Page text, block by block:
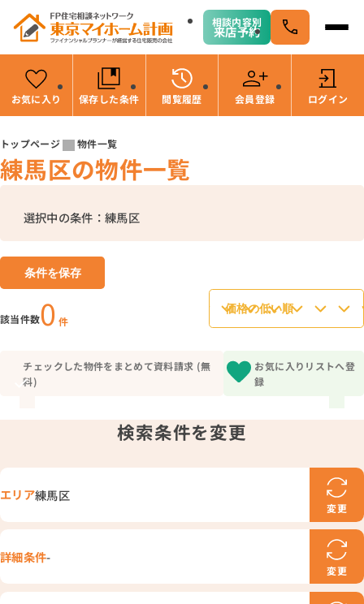
相談内容別
来店予約
物件検索
エリアから探す
未公開物件の探し方
未公開物件の探し方 TOP
未公開物件を知っていますか？
未公開物件が集まる三つの理由
未公開物件の情報を見るためには
すまいのお金に関する8つのサービス
すまいのお金に関する8つのサービス TOP
12銀行住宅ローン比較パッケージ
はじめの一歩セミナー
ライフプランニングシュミレーション
生涯無料！FP相談サービス
お仕事帰りの相談会
住宅購入とお金の本をプレゼント
マンガで分かる住宅購入 全30話
マンガで分かる住宅購入 全30話 TOP
実録！漫画で分かる住宅ローンが通らない理由
実録！マンガで分かる！住宅ローン神ワザ10
イベント・お知らせ
お住まい探し応援キャンペーン
その他のイベント
住宅購入とお金の本 TOP
会社情報
会社情報 TOP
代表メッセージ
来店予約
お気に入り 保存した条件 閲覧履歴 会員登録 ログイン
トップページ 物件一覧
練馬区の物件一覧
選択中の条件：練馬区
条件を保存
該当件数0 件
チェックした物件をまとめて資料請求 (無
料)
お気に入りリストへ登
録
検索条件を変更
エリア練馬区
変更
詳細条件-
変更